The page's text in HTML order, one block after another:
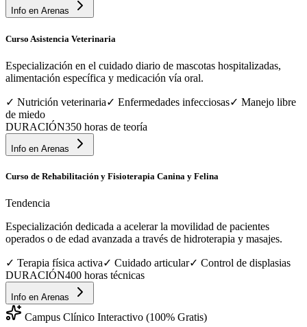
Info en Arenas
Curso Asistencia Veterinaria
Especialización en el cuidado diario de mascotas hospitalizadas,
alimentación específica y medicación vía oral.
✓ Nutrición veterinaria✓ Enfermedades infecciosas✓ Manejo libre
de miedo
DURACIÓN350 horas de teoría
Info en Arenas
Curso de Rehabilitación y Fisioterapia Canina y Felina
Tendencia
Especialización dedicada a acelerar la movilidad de pacientes
operados o de edad avanzada a través de hidroterapia y masajes.
✓ Terapia física activa✓ Cuidado articular✓ Control de displasias
DURACIÓN400 horas técnicas
Info en Arenas
Campus Clínico Interactivo (100% Gratis)